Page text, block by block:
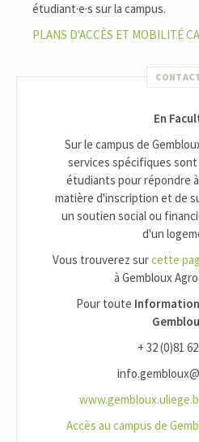
étudiant·e·s sur la campus.
PLANS D'ACCÈS ET MOBILITÉ
En
Sur le campus de
services spécifiques
étudiants pour répondre
matière d'inscription et de
un soutien social ou
d'un
Vous trouverez surcette
à Gembloux
Pour toute
+ 32 (0)81
Accès au campus de